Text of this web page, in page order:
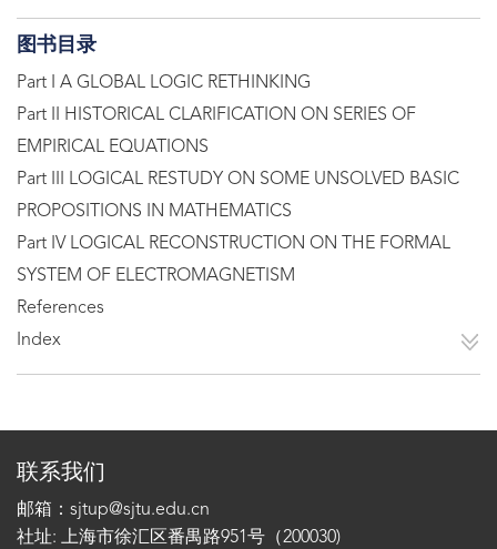
图书目录
Part I A GLOBAL LOGIC RETHINKING
Part II HISTORICAL CLARIFICATION ON SERIES OF
EMPIRICAL EQUATIONS
Part III LOGICAL RESTUDY ON SOME UNSOLVED BASIC
PROPOSITIONS IN MATHEMATICS
Part IV LOGICAL RECONSTRUCTION ON THE FORMAL
SYSTEM OF ELECTROMAGNETISM
References
Index
联系我们
邮箱：sjtup@sjtu.edu.cn
社址: 上海市徐汇区番禺路951号（200030)